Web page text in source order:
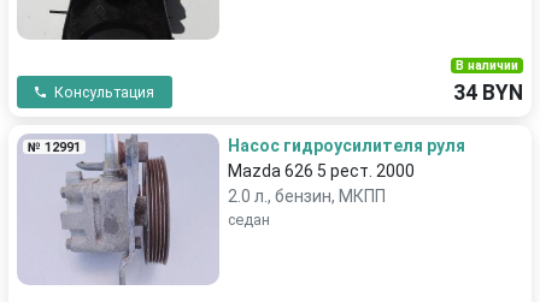
Консультация
В наличии
34 BYN
№ 12991
Насос гидроусилителя руля
Mazda 626 5 рест. 2000
2.0 л., бензин, МКПП
седан